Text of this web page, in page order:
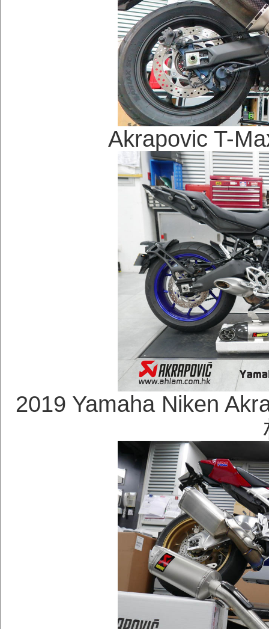
Akrapovic T-
2019 Yamaha Niken